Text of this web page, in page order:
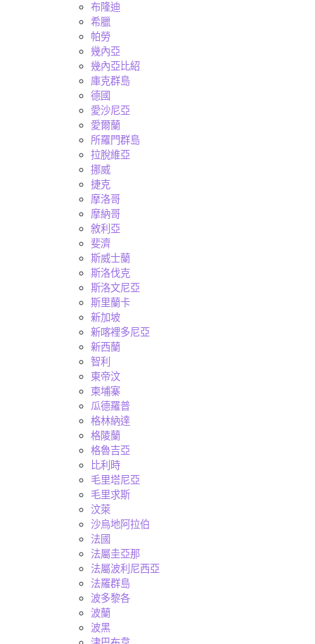
布隆迪
希臘
帕勞
幾內亞
幾內亞比紹
庫克群島
德國
愛沙尼亞
愛爾蘭
所羅門群島
拉脫維亞
挪威
捷克
摩洛哥
摩納哥
敘利亞
斐濟
斯威士蘭
斯洛伐克
斯洛文尼亞
斯里蘭卡
新加坡
新喀裡多尼亞
新西蘭
智利
東帝汶
柬埔寨
瓜德羅普
格林納達
格陵蘭
格魯吉亞
比利時
毛里塔尼亞
毛里求斯
汶萊
沙烏地阿拉伯
法國
法屬圭亞那
法屬波利尼西亞
法羅群島
波多黎各
波蘭
波黑